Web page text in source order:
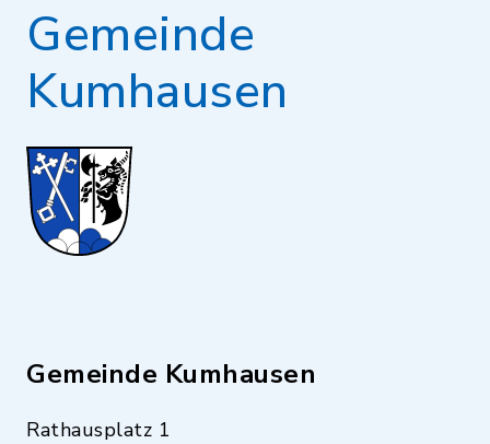
Gemeinde
Kumhausen
Gemeinde Kumhausen
Rathausplatz 1